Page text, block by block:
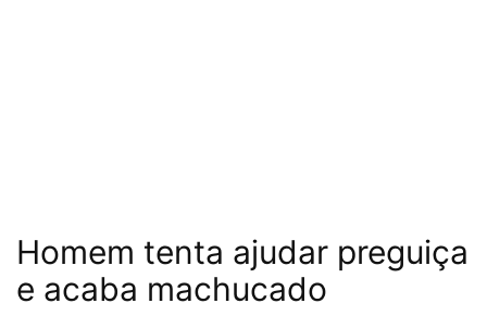
Homem tenta ajudar preguiça
e acaba machucado